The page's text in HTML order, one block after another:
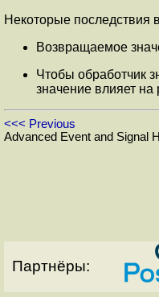
Некоторые последствия
Возвращаемое
Чтобы обработчик
значение влияет
<<< Previous
Advanced Event and Signal
Партнёры: